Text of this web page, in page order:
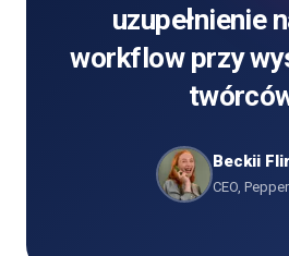
uzupełnienie
workflow przy
Beckii
CEO,